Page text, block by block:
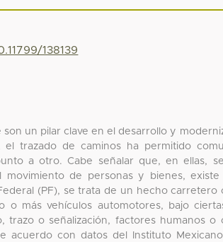
138139
un pilar clave en el desarrollo y
el trazado de caminos ha permitido
a otro. Cabe señalar que, en ellas,
movimiento de personas y bienes,
(PF), se trata de un hecho carretero
o más vehículos automotores, bajo
trazo o señalización, factores humanos o
acuerdo con datos del Instituto